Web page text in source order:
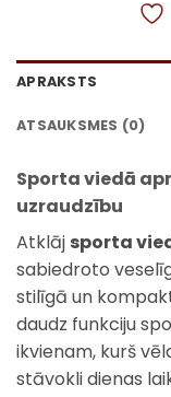
APRAKSTS
ATSAUKSMES (0)
Sporta viedā
uzraudzību
Atklāj sporta
sabiedroto
stilīgā un
daudz funkciju
ikvienam, kurš
stāvokli dienas